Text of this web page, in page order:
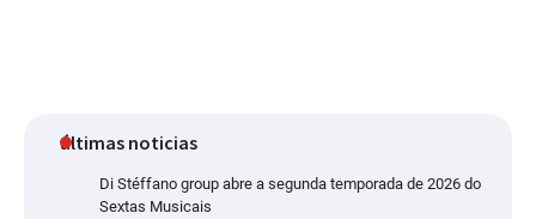
últimas noticias
Di Stéffano group abre a segunda temporada de 2026 do
Sextas Musicais